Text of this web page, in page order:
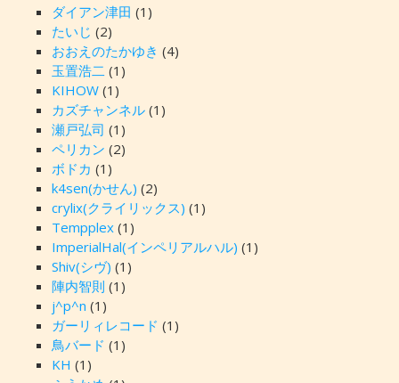
ダイアン津田 (1)
たいじ (2)
おおえのたかゆき (4)
玉置浩二(1)
KIHOW(1)
カズチャンネル(1)
瀬戸弘司 (1)
ペリカン (2)
ボドカ (1)
k4sen(かせん) (2)
crylix(クライリックス) (1)
Tempplex(1)
ImperialHal(インペリアルハル) (1)
Shiv(シヴ) (1)
陣内智則 (1)
j^p^n (1)
ガーリィレコード (1)
鳥バード (1)
KH (1)